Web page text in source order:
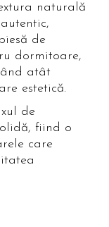
naturală
de
dormitoare,
atât
estetică.
de
fiind o
care